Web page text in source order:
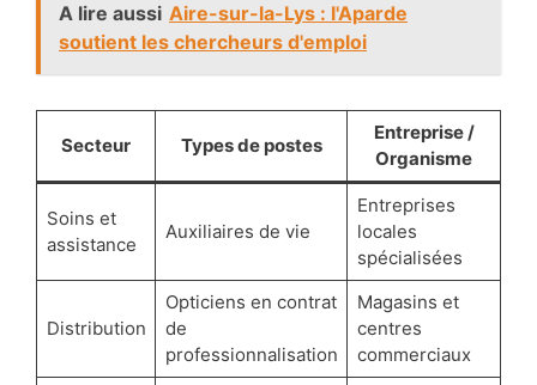
A lire aussi Aire-sur-la-Lys : l'Aparde
soutient les chercheurs d'emploi
Secteur Types de postes
Entreprise /
Organisme
Soins et
assistance
Auxiliaires de vie
Entreprises
locales
spécialisées
Distribution
Opticiens en contrat
de
professionnalisation
Magasins et
centres
commerciaux